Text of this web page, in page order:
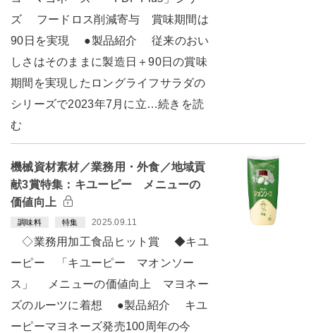
ズ フードロス削減寄与 賞味期間は
90日を実現 ●製品紹介 従来のおい
しさはそのままに製造日＋90日の賞味
期間を実現したロングライフサラダの
シリーズで2023年7月に立…続きを読
む
機械資材素材／業務用・外食／地域貢
献3賞特集：キユーピー メニューの
価値向上
調味料 特集 2025.09.11
◇業務用加工食品ヒット賞 ◆キユ
ーピー 「キユーピー マオンソー
ス」 メニューの価値向上 マヨネー
ズのルーツに着想 ●製品紹介 キユ
ーピーマヨネーズ発売100周年の今